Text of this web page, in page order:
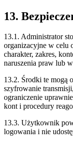
13.
13.1. Administrator
organizacyjne w celu
charakter, zakres,
naruszenia praw lub
13.2. Środki te mogą
szyfrowanie
ograniczenie
kont i procedury
13.3. Użytkownik
logowania i nie